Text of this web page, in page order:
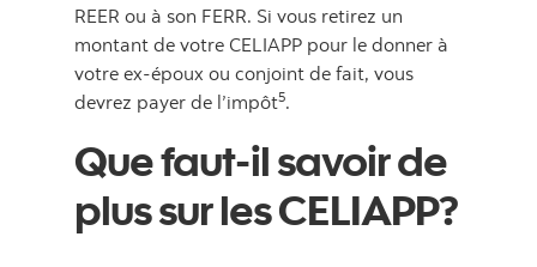
REER ou à son FERR. Si vous retirez un
montant de votre CELIAPP pour le donner à
votre ex-époux ou conjoint de fait, vous
devrez payer de l’impôt5.
Que faut-il savoir de
plus sur les CELIAPP?